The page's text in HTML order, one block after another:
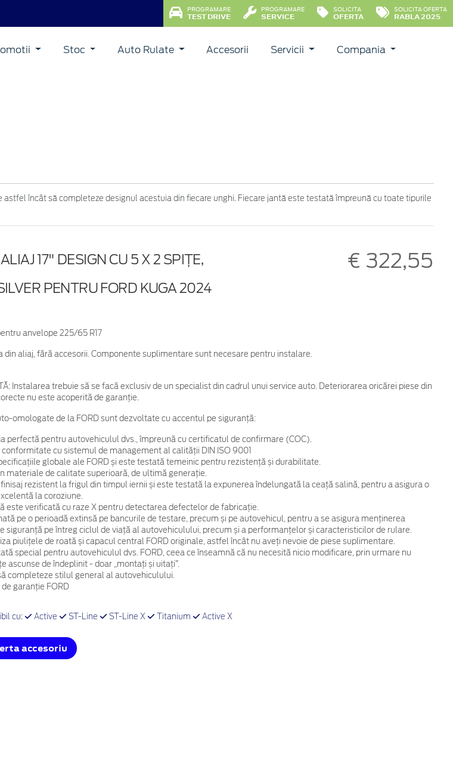
PROGRAMARE
TEST DRIVE
PROGRAMARE
SERVICE
SOLICITA
OFERTA
SOLICITA OFERTA
RABLA 2025
Stoc Auto Rulate Accesorii Servicii Compania
încât să completeze designul acestuia din fiecare unghi. Fiecare jantă este testată împreună cu toate tipurile
17" DESIGN CU 5 X 2 SPIŢE,
PENTRU FORD KUGA 2024
€ 322,55
anvelope 225/65 R17
din aliaj, fără accesorii. Componente suplimentare sunt necesare pentru instalare.
Instalarea trebuie să se facă exclusiv de un specialist din cadrul unui service auto. Deteriorarea oricărei piese din
nu este acoperită de garanţie.
omologate de la FORD sunt dezvoltate cu accentul pe siguranță:
perfectă pentru autovehiculul dvs., împreună cu certificatul de confirmare (COC).
conformitate cu sistemul de management al calității DIN ISO 9001
globale ale FORD și este testată temeinic pentru rezistență și durabilitate.
materiale de calitate superioară, de ultimă generație.
finisaj rezistent la frigul din timpul iernii și este testată la expunerea îndelungată la ceață salină, pentru a asigura o
la coroziune.
este verificată cu raze X pentru detectarea defectelor de fabricație.
pe o perioadă extinsă pe bancurile de testare, precum și pe autovehicul, pentru a se asigura menținerea
siguranță pe întreg ciclul de viață al autovehiculului, precum și a performanțelor și caracteristicilor de rulare.
piulițele de roată și capacul central FORD originale, astfel încât nu aveți nevoie de piese suplimentare.
special pentru autovehiculul dvs. FORD, ceea ce înseamnă că nu necesită nicio modificare, prin urmare nu
ascunse de îndeplinit - doar „montați și uitați”.
completeze stilul general al autovehiculului.
garanție FORD
cu: Active ST-Line ST-Line X Titanium Active X
accesoriu